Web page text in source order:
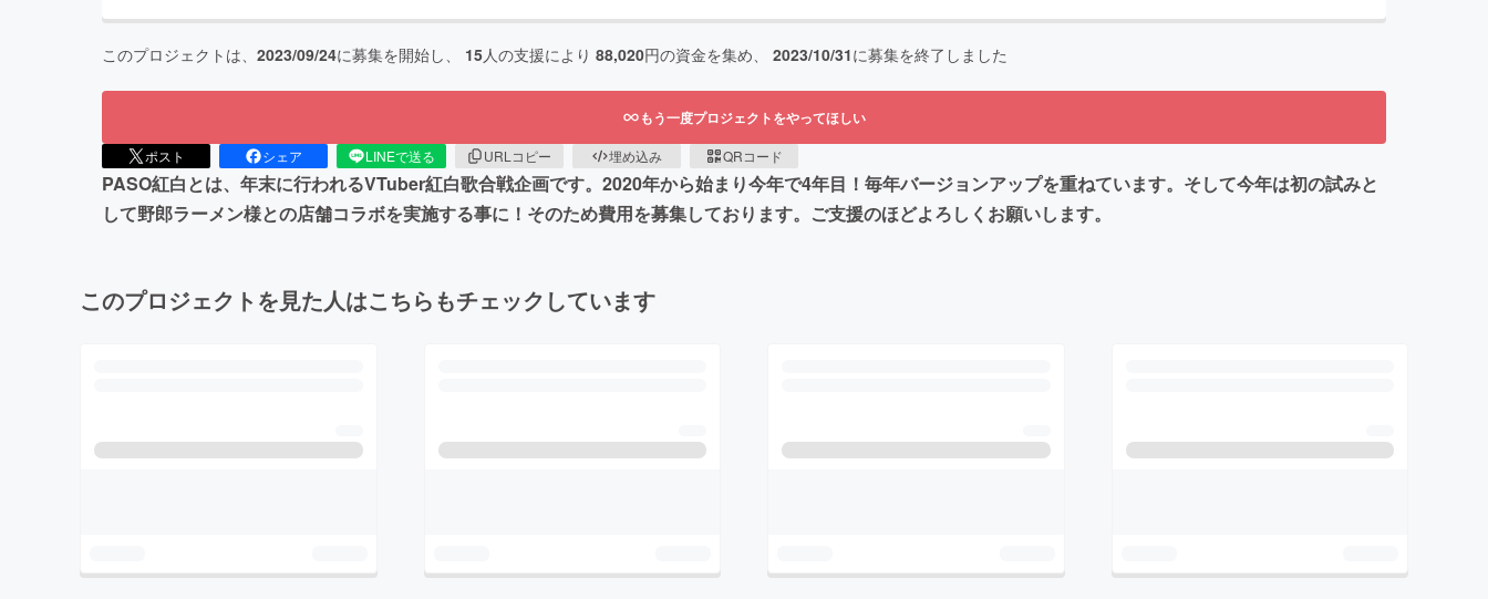
このプロジェクトは、 2023/09/24に募集を開始し、 15人の支援により 88,020円の資金を集め、 2023/10/31に募集を終了しました
もう一度プロジェクトをやってほしい
ポスト シェア LINEで送る URLコピー 埋め込み QRコード
PASO紅白とは、年末に行われるVTuber紅白歌合戦企画です。2020年から始まり今年で4年目！毎年バージョンアップを重ねています。そして今年は初の試みと
して野郎ラーメン様との店舗コラボを実施する事に！そのため費用を募集しております。ご支援のほどよろしくお願いします。
このプロジェクトを見た人はこちらもチェックしています